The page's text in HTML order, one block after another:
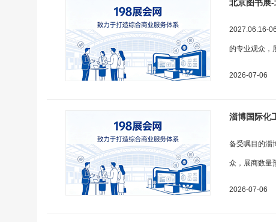
北京图书展
2027.06.16-
的专业观众，
2026-07-06
淄博国际化
备受瞩目的淄
众，展商数量
2026-07-06